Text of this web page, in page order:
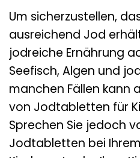
Um sicherzustellen,
ausreichend Jod
jodreiche Ernährung
Seefisch, Algen und
manchen Fällen kann
von Jodtabletten für
Sprechen Sie jedoch
Jodtabletten bei